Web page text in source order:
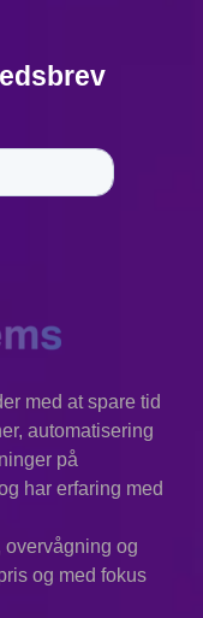
med at spare tid
automatisering
på
har erfaring med
og
og med fokus